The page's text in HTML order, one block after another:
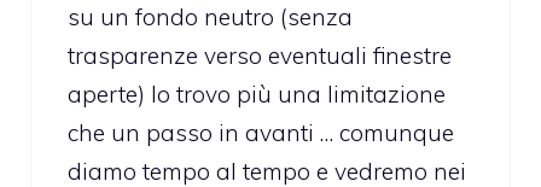
su un fondo neutro (senza
trasparenze verso eventuali finestre
aperte) lo trovo più una limitazione
che un passo in avanti … comunque
diamo tempo al tempo e vedremo nei